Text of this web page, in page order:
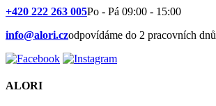
+420 222 263 005Po - Pá 09:00 - 15:00
info@alori.czodpovídáme do 2 pracovních dnů
ALORI